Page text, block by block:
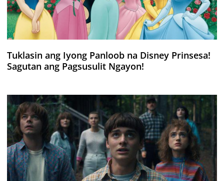
Tuklasin ang Iyong Panloob na Disney Prinsesa!
Sagutan ang Pagsusulit Ngayon!